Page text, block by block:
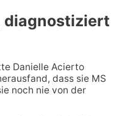
diagnostiziert
Danielle Acierto
dass sie MS
noch nie von der